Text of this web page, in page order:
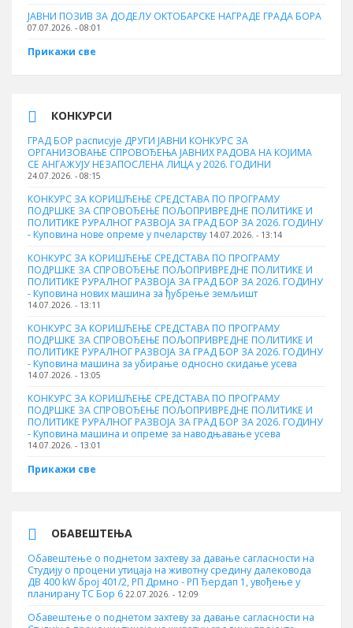
ЈАВНИ ПОЗИВ ЗА ДОДЕЛУ ОКТOБАРСКЕ НАГРАДЕ ГРАДА БОРА
07.07.2026. - 08:01
Прикажи све
КОНКУРСИ
ГРАД БОР расписује ДРУГИ ЈАВНИ КОНКУРС ЗА
ОРГАНИЗОВАЊЕ СПРОВОЂЕЊА ЈАВНИХ РАДОВА НА КОЈИМА
СЕ АНГАЖУЈУ НЕЗАПОСЛЕНА ЛИЦА у 2026. ГОДИНИ
24.07.2026. - 08:15
КОНКУРС ЗА КОРИШЋЕЊЕ СРЕДСТАВА ПО ПРОГРАМУ
ПОДРШКЕ ЗА СПРОВОЂЕЊЕ ПОЉОПРИВРЕДНЕ ПОЛИТИКЕ И
ПОЛИТИКЕ РУРАЛНОГ РАЗВОЈА ЗА ГРАД БОР ЗА 2026. ГОДИНУ
- Куповина нове опреме у пчеларству 14.07.2026. - 13:14
КОНКУРС ЗА КОРИШЋЕЊЕ СРЕДСТАВА ПО ПРОГРАМУ
ПОДРШКЕ ЗА СПРОВОЂЕЊЕ ПОЉОПРИВРЕДНЕ ПОЛИТИКЕ И
ПОЛИТИКЕ РУРАЛНОГ РАЗВОЈА ЗА ГРАД БОР ЗА 2026. ГОДИНУ
- Куповина нових машина за ђубрење земљишт
14.07.2026. - 13:11
КОНКУРС ЗА КОРИШЋЕЊЕ СРЕДСТАВА ПО ПРОГРАМУ
ПОДРШКЕ ЗА СПРОВОЂЕЊЕ ПОЉОПРИВРЕДНЕ ПОЛИТИКЕ И
ПОЛИТИКЕ РУРАЛНОГ РАЗВОЈА ЗА ГРАД БОР ЗА 2026. ГОДИНУ
- Куповинa машина за убирање односно скидање усева
14.07.2026. - 13:05
КОНКУРС ЗА КОРИШЋЕЊЕ СРЕДСТАВА ПО ПРОГРАМУ
ПОДРШКЕ ЗА СПРОВОЂЕЊЕ ПОЉОПРИВРЕДНЕ ПОЛИТИКЕ И
ПОЛИТИКЕ РУРАЛНОГ РАЗВОЈА ЗА ГРАД БОР ЗА 2026. ГОДИНУ
- Куповина машина и опреме за наводњавање усева
14.07.2026. - 13:01
Прикажи све
ОБАВЕШТЕЊА
Обавештење о поднетом захтеву за давање сагласности на
Студију о процени утицаја на животну средину далековода
ДВ 400 kW број 401/2, РП Дрмно - РП Ђердап 1, увођење у
планирану ТС Бор 6 22.07.2026. - 12:09
Обавештење о поднетом захтеву за давање сагласности на